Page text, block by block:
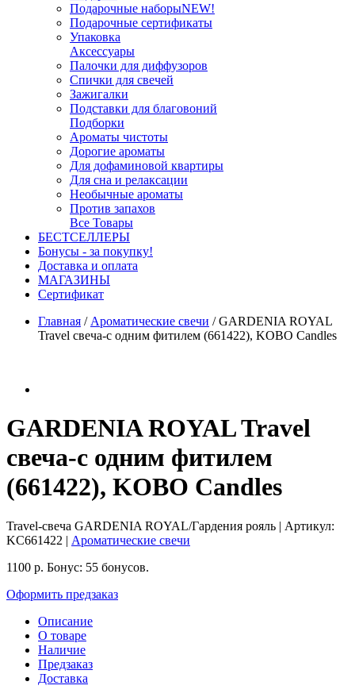
Подарочные наборыNEW!
Подарочные сертификаты
Упаковка
Аксессуары
Палочки для диффузоров
Спички для свечей
Зажигалки
Подставки для благовоний
Подборки
Ароматы чистоты
Дорогие ароматы
Для дофаминовой квартиры
Для сна и релаксации
Необычные ароматы
Против запахов
Все Товары
БЕСТСЕЛЛЕРЫ
Бонусы - за покупку!
Доставка и оплата
МАГАЗИНЫ
Cертификат
Главная / Ароматические свечи /GARDENIA ROYAL
Travel свеча-с одним фитилем (661422), KOBO Candles
GARDENIA ROYAL Travel
свеча-с одним фитилем
(661422), KOBO Candles
Travel-свеча GARDENIA ROYAL/Гардения рояль | Артикул:
KC661422 | Ароматические свечи
1100 р. Бонус: 55 бонусов.
Оформить предзаказ
Описание
О товаре
Наличие
Предзаказ
Доставка